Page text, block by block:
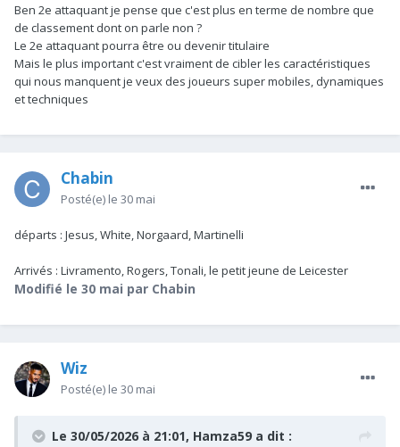
Ben 2e attaquant je pense que c'est plus en terme de nombre que
de classement dont on parle non ?
Le 2e attaquant pourra être ou devenir titulaire
Mais le plus important c'est vraiment de cibler les caractéristiques
qui nous manquent je veux des joueurs super mobiles, dynamiques
et techniques
Chabin
Posté(e) le 30 mai
départs : Jesus, White, Norgaard, Martinelli
Arrivés : Livramento, Rogers, Tonali, le petit jeune de Leicester
Modifié le 30 mai par Chabin
Wiz
Posté(e) le 30 mai
Le 30/05/2026 à 21:01, Hamza59 a dit :